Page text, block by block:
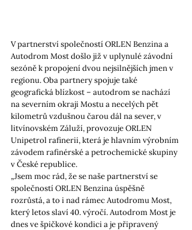
V partnerství společností ORLEN Benzina a
Autodrom Most došlo již v uplynulé závodní
sezóně k propojení dvou nejsilnějších jmen v
regionu. Oba partnery spojuje také
geografická blízkost – autodrom se nachází
na severním okraji Mostu a necelých pět
kilometrů vzdušnou čarou dál na sever, v
litvínovském Záluží, provozuje ORLEN
Unipetrol rafinerii, která je hlavním výrobním
závodem rafinérské a petrochemické skupiny
v České republice.
„Jsem moc rád, že se naše partnerství se
společností ORLEN Benzina úspěšně
rozrůstá, a to i nad rámec Autodromu Most,
který letos slaví 40. výročí. Autodrom Most je
dnes ve špičkové kondici a je připravený